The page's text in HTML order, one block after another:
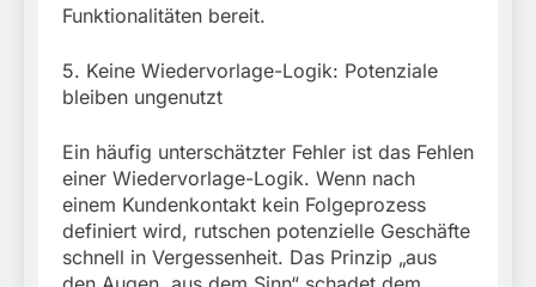
Funktionalitäten bereit.
5. Keine Wiedervorlage-Logik: Potenziale
bleiben ungenutzt
Ein häufig unterschätzter Fehler ist das Fehlen
einer Wiedervorlage-Logik. Wenn nach
einem Kundenkontakt kein Folgeprozess
definiert wird, rutschen potenzielle Geschäfte
schnell in Vergessenheit. Das Prinzip „aus